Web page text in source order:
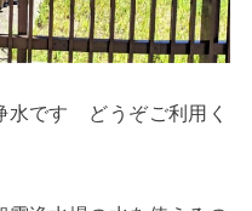
水です どうぞご利用く